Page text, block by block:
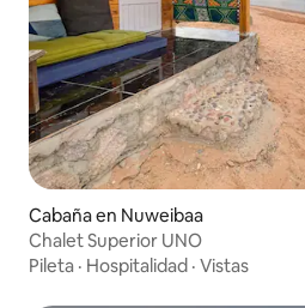
Cabaña en Nuweibaa
Chalet Superior UNO
Pileta · Hospitalidad · Vistas